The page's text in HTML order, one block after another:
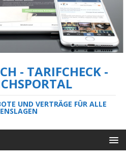
- TARIFCHECK -
UND VERTRÄGE FÜR ALLE